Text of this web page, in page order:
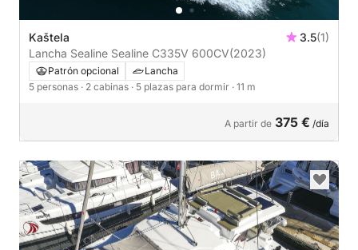
Kaštela 3.5(1)
Lancha Sealine Sealine C335V 600CV(2023)
Patrón opcional
Lancha
5 personas · 2 cabinas · 5 plazas para dormir · 11 m
A partir de 375 € /día